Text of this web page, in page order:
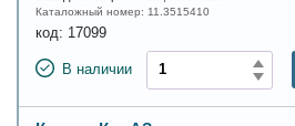
Каталожный номер: 11.3515410
код: 17099
В наличии